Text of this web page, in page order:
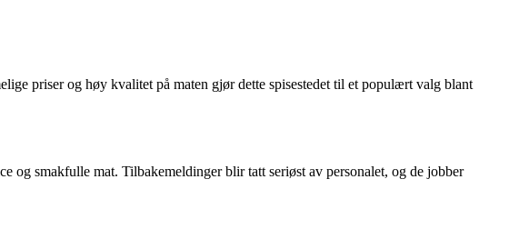
priser og høy kvalitet på maten gjør dette spisestedet til et populært valg blant
og smakfulle mat. Tilbakemeldinger blir tatt seriøst av personalet, og de jobber